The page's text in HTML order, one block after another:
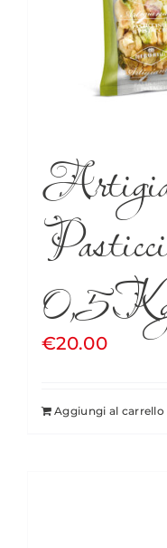
€20.00
Aggiungi al carrello